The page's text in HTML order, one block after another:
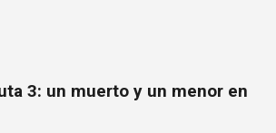
3: un muerto y un menor en